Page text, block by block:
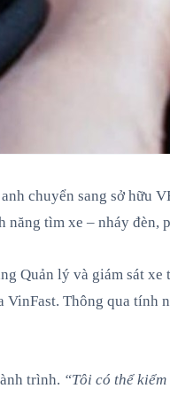
chuyển sang sở
tìm xe – nháy
Quản lý và giám sát
Thông qua
trình. “Tôi có thể